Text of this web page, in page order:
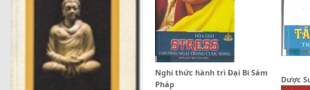
Nghi thức hành trì Đại Bi Sám
Pháp
Dược